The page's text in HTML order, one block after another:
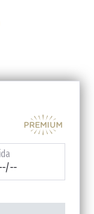
– previa